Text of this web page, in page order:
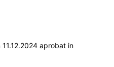
aprobat in